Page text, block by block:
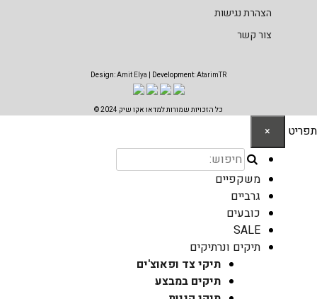
הצהרת נגישות
צור קשר
Design:Amit Elya | Development:AtarimTR
כל הזכויות שמורות למדאו אקו שיק 2024 ©
תפריט ×
משקפיים
גרביים
כובעים
SALE
תיקים ונרתיקים
תיקי צד ופאוצ'ים
תיקים במבצע